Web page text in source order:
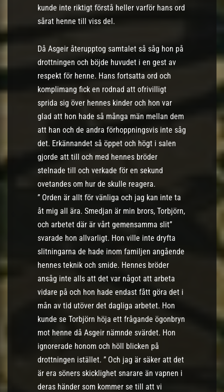
kunde inte riktigt förstå heller varför hans ord
sårat henne till viss del.
Då Asgeir återupptog samtalet så såg hon på
drottningen och böjde huvudet i en gest av
respekt för henne. Hans fortsatta ord och
komplimang fick en rodnad att ofrivilligt
sprida sig över hennes kinder och hon var
glad att hon hade så många män mellan dem
att han och de andra förhoppningsvis inte såg
det. Erkännandet så öppet och högt i salen
gjorde att till och med hennes bröder
stelnade till och verkade för en sekund
ovetandes om hur de skulle reagera.
” Orden är allt för vänliga och jag kan inte ta
åt mig all ära. Smedjan är min brors, Torbjörn,
och arbetet där är vårt gemensamma slit”
svarade hon allvarligt. Hon ville inte dryfta
slitningarna de hade inom familjen angående
hennes teknik och smide. Hennes bröder
ansåg inte alls att det var något att arbeta
vidare på och hon hade endast fått göra det i
mån av tid utöver det dagliga arbetet. Hon
kunde se Torbjörn höja ett frågande ögonbryn
mot henne då Asgeir nämnde svärdet. Hon
ignorerade honom och höll blicken på
drottningen istället. ” Och jag är säker att det
är era söners skicklighet snarare än vapnen i
deras händer som kommer se till att vi